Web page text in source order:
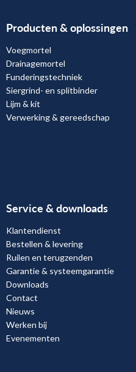
Producten & oplossingen
Voegmortel
Drainagemortel
Funderingstechniek
Siergrind- en splitbinder
Lijm & kit
Verwerking & gereedschap
Service & downloads
Klantendienst
Bestellen & levering
Ruilen en terugzenden
Garantie & systeemgarantie
Downloads
Contact
Nieuws
Werken bij
Evenementen